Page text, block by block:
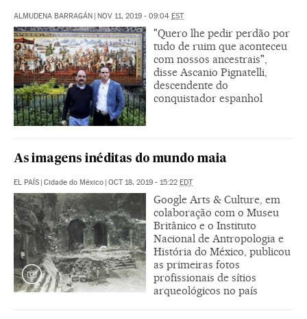
ALMUDENA BARRAGÁN NOV 11, 2019 - 09:04 EST
"Quero lhe pedir perdão por
tudo de ruim que aconteceu
com nossos ancestrais",
disse Ascanio Pignatelli,
descendente do
conquistador espanhol
As imagens inéditas do mundo maia
EL PAÍS | Cidade do México | OCT 18, 2019 - 15:22 EDT
Google Arts & Culture, em
colaboração com o Museu
Britânico e o Instituto
Nacional de Antropologia e
História do México, publicou
as primeiras fotos
profissionais de sítios
arqueológicos no país